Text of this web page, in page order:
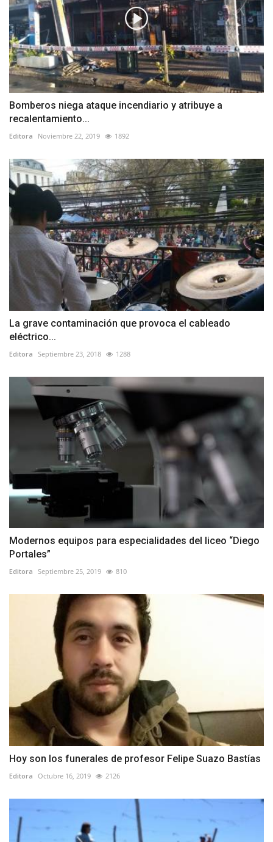
Bomberos niega ataque incendiario y atribuye a
recalentamiento...
Editora Noviembre 22, 2019 1892
La grave contaminación que provoca el cableado
eléctrico...
Editora Septiembre 23, 2018 1288
Modernos equipos para especialidades del liceo “Diego
Portales”
Editora Septiembre 25, 2019 810
Hoy son los funerales de profesor Felipe Suazo Bastías
Editora Octubre 16, 2019 2126